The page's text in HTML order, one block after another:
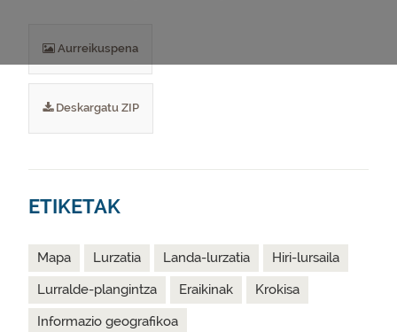
Aurreikuspena
Deskargatu ZIP
ETIKETAK
Mapa Lurzatia Landa-lurzatia
Hiri-lursaila
Lurralde-plangintza
Eraikinak
Krokisa
Informazio geografikoa